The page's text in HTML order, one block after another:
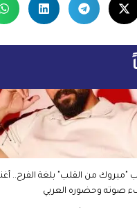
من القلب" بلغة الفرح..
صوته وحضوره العربي